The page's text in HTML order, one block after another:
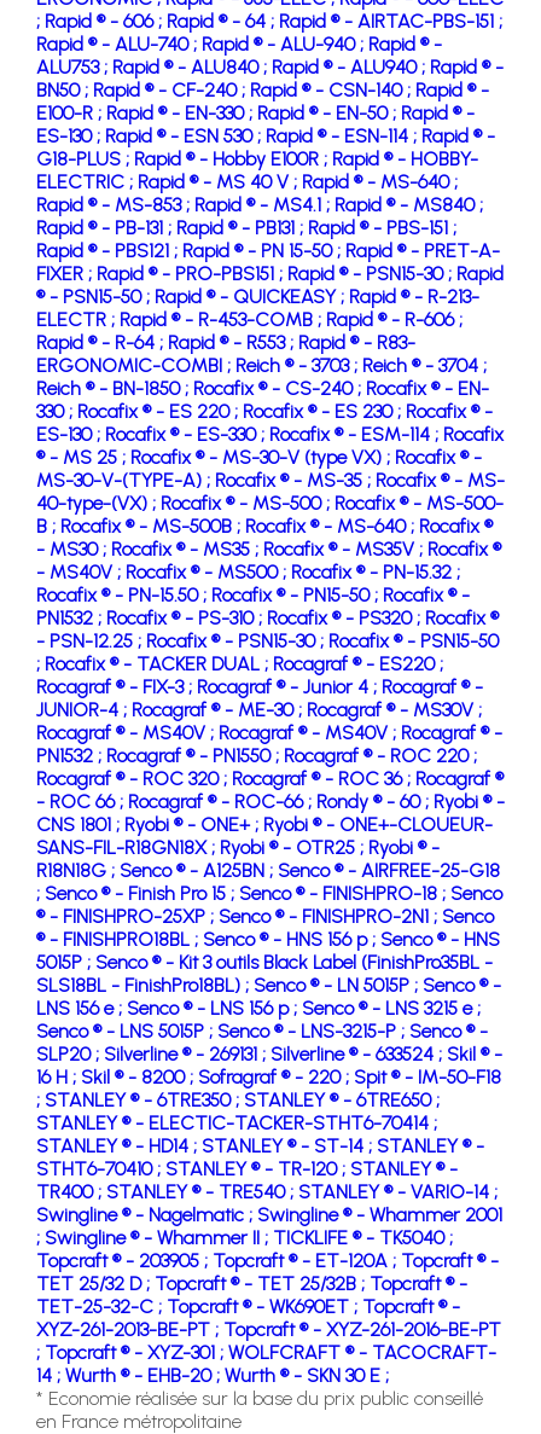
; Rapid ® - 606 ; Rapid ® - 64 ; Rapid ® - AIRTAC-PBS-151 ;
Rapid ® - ALU-740 ; Rapid ® - ALU-940 ; Rapid ® -
ALU753 ; Rapid ® - ALU840 ; Rapid ® - ALU940 ; Rapid ® -
BN50 ; Rapid ® - CF-240 ; Rapid ® - CSN-140 ; Rapid ® -
E100-R ; Rapid ® - EN-330 ; Rapid ® - EN-50 ; Rapid ® -
ES-130 ; Rapid ® - ESN 530 ; Rapid ® - ESN-114 ; Rapid ® -
G18-PLUS ; Rapid ® - Hobby E100R ; Rapid ® - HOBBY-
ELECTRIC ; Rapid ® - MS 40 V ; Rapid ® - MS-640 ;
Rapid ® - MS-853 ; Rapid ® - MS4.1 ; Rapid ® - MS840 ;
Rapid ® - PB-131 ; Rapid ® - PB131 ; Rapid ® - PBS-151 ;
Rapid ® - PBS121 ; Rapid ® - PN 15-50 ; Rapid ® - PRET-A-
FIXER ; Rapid ® - PRO-PBS151 ; Rapid ® - PSN15-30 ; Rapid
® - PSN15-50 ; Rapid ® - QUICKEASY ; Rapid ® - R-213-
ELECTR ; Rapid ® - R-453-COMB ; Rapid ® - R-606 ;
Rapid ® - R-64 ; Rapid ® - R553 ; Rapid ® - R83-
ERGONOMIC-COMBI ; Reich ® - 3703 ; Reich ® - 3704 ;
Reich ® - BN-1850 ; Rocafix ® - CS-240 ; Rocafix ® - EN-
330 ; Rocafix ® - ES 220 ; Rocafix ® - ES 230 ; Rocafix ® -
ES-130 ; Rocafix ® - ES-330 ; Rocafix ® - ESM-114 ; Rocafix
® - MS 25 ; Rocafix ® - MS-30-V (type VX) ; Rocafix ® -
MS-30-V-(TYPE-A) ; Rocafix ® - MS-35 ; Rocafix ® - MS-
40-type-(VX) ; Rocafix ® - MS-500 ; Rocafix ® - MS-500-
B ; Rocafix ® - MS-500B ; Rocafix ® - MS-640 ; Rocafix ®
- MS30 ; Rocafix ® - MS35 ; Rocafix ® - MS35V ; Rocafix ®
- MS40V ; Rocafix ® - MS500 ; Rocafix ® - PN-15.32 ;
Rocafix ® - PN-15.50 ; Rocafix ® - PN15-50 ; Rocafix ® -
PN1532 ; Rocafix ® - PS-310 ; Rocafix ® - PS320 ; Rocafix ®
- PSN-12.25 ; Rocafix ® - PSN15-30 ; Rocafix ® - PSN15-50
; Rocafix ® - TACKER DUAL ; Rocagraf ® - ES220 ;
Rocagraf ® - FIX-3 ; Rocagraf ® - Junior 4 ; Rocagraf ® -
JUNIOR-4 ; Rocagraf ® - ME-30 ; Rocagraf ® - MS30V ;
Rocagraf ® - MS40V ; Rocagraf ® - MS40V ; Rocagraf ® -
PN1532 ; Rocagraf ® - PN1550 ; Rocagraf ® - ROC 220 ;
Rocagraf ® - ROC 320 ; Rocagraf ® - ROC 36 ; Rocagraf ®
- ROC 66 ; Rocagraf ® - ROC-66 ; Rondy ® - 60 ; Ryobi ® -
CNS 1801 ; Ryobi ® - ONE+ ; Ryobi ® - ONE+-CLOUEUR-
SANS-FIL-R18GN18X ; Ryobi ® - OTR25 ; Ryobi ® -
R18N18G ; Senco ® - A125BN ; Senco ® - AIRFREE-25-G18
; Senco ® - Finish Pro 15 ; Senco ® - FINISHPRO-18 ; Senco
® - FINISHPRO-25XP ; Senco ® - FINISHPRO-2N1 ; Senco
® - FINISHPRO18BL ; Senco ® - HNS 156 p ; Senco ® - HNS
5015P ; Senco ® - Kit 3 outils Black Label (FinishPro35BL -
SLS18BL - FinishPro18BL) ; Senco ® - LN 5015P ; Senco ® -
LNS 156 e ; Senco ® - LNS 156 p ; Senco ® - LNS 3215 e ;
Senco ® - LNS 5015P ; Senco ® - LNS-3215-P ; Senco ® -
SLP20 ; Silverline ® - 269131 ; Silverline ® - 633524 ; Skil ® -
16 H ; Skil ® - 8200 ; Sofragraf ® - 220 ; Spit ® - IM-50-F18
; STANLEY ® - 6TRE350 ; STANLEY ® - 6TRE650 ;
STANLEY ® - ELECTIC-TACKER-STHT6-70414 ;
STANLEY ® - HD14 ; STANLEY ® - ST-14 ; STANLEY ® -
STHT6-70410 ; STANLEY ® - TR-120 ; STANLEY ® -
TR400 ; STANLEY ® - TRE540 ; STANLEY ® - VARIO-14 ;
Swingline ® - Nagelmatic ; Swingline ® - Whammer 2001
; Swingline ® - Whammer II ; TICKLIFE ® - TK5040 ;
Topcraft ® - 203905 ; Topcraft ® - ET-120A ; Topcraft ® -
TET 25/32 D ; Topcraft ® - TET 25/32B ; Topcraft ® -
TET-25-32-C ; Topcraft ® - WK690ET ; Topcraft ® -
XYZ-261-2013-BE-PT ; Topcraft ® - XYZ-261-2016-BE-PT
; Topcraft ® - XYZ-301 ; WOLFCRAFT ® - TACOCRAFT-
14 ; Wurth ® - EHB-20 ; Wurth ® - SKN 30 E ;
* Economie réalisée sur la base du prix public conseillé
en France métropolitaine